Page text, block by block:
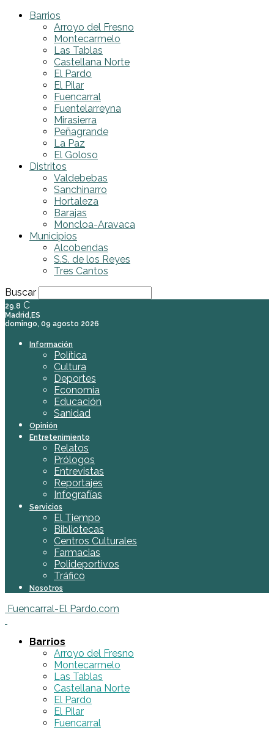
Barrios
Arroyo del Fresno
Montecarmelo
Las Tablas
Castellana Norte
El Pardo
El Pilar
Fuencarral
Fuentelarreyna
Mirasierra
Peñagrande
La Paz
El Goloso
Distritos
Valdebebas
Sanchinarro
Hortaleza
Barajas
Moncloa-Aravaca
Municipios
Alcobendas
S.S. de los Reyes
Tres Cantos
Buscar
29.8 C
Madrid,ES
domingo, 09 agosto 2026
Información
Política
Cultura
Deportes
Economía
Educación
Sanidad
Opinión
Entretenimiento
Relatos
Prólogos
Entrevistas
Reportajes
Infografías
Servicios
El Tiempo
Bibliotecas
Centros Culturales
Farmacias
Polideportivos
Tráfico
Nosotros
Fuencarral-El Pardo.com
Barrios
Arroyo del Fresno
Montecarmelo
Las Tablas
Castellana Norte
El Pardo
El Pilar
Fuencarral